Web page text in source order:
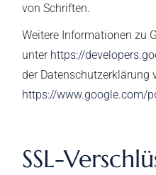
von Schriften.
Weitere Informationen zu
unter https://
der Datenschutzerklärung
https://www.google.com/
SSL-